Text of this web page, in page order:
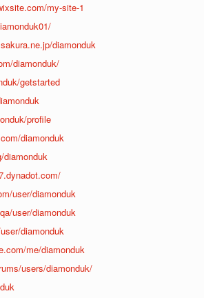
my-site-1
diamonduk
diamonduk/
getstarted
profile
diamonduk
diamonduk
user/diamonduk
user/diamonduk
diamonduk
me/diamonduk
users/diamonduk/